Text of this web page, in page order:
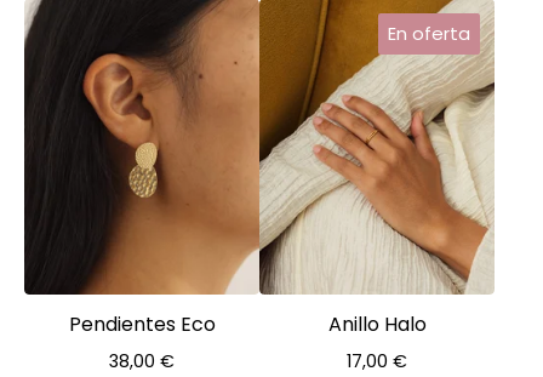
Pendientes Eco
38,00 €
En oferta
Anillo Halo
17,00 €